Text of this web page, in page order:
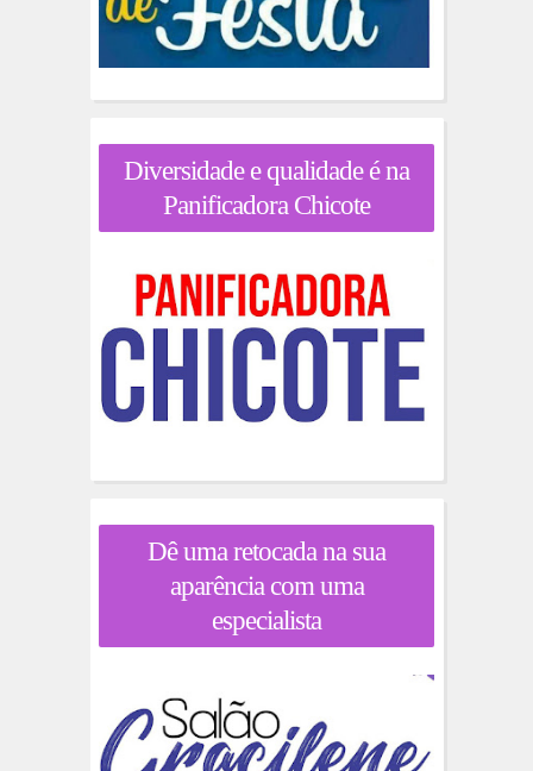
Diversidade e qualidade é na
Panificadora Chicote
Dê uma retocada na sua
aparência com uma
especialista